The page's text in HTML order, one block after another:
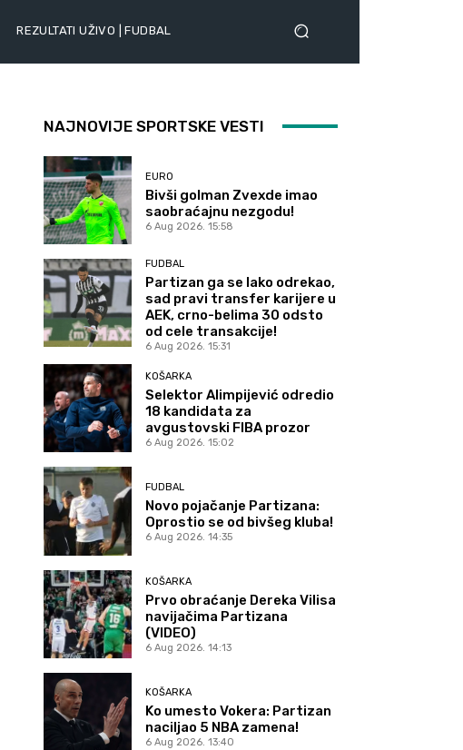
REZULTATI UŽIVO | FUDBAL
NAJNOVIJE SPORTSKE VESTI
EURO
Bivši golman Zvexde imao
saobraćajnu nezgodu!
6 Aug 2026. 15:58
FUDBAL
Partizan ga se lako odrekao,
sad pravi transfer karijere u
AEK, crno-belima 30 odsto
od cele transakcije!
6 Aug 2026. 15:31
KOŠARKA
Selektor Alimpijević odredio
18 kandidata za
avgustovski FIBA prozor
6 Aug 2026. 15:02
FUDBAL
Novo pojačanje Partizana:
Oprostio se od bivšeg kluba!
6 Aug 2026. 14:35
KOŠARKA
Prvo obraćanje Dereka Vilisa
navijačima Partizana
(VIDEO)
6 Aug 2026. 14:13
KOŠARKA
Ko umesto Vokera: Partizan
naciljao 5 NBA zamena!
6 Aug 2026. 13:40